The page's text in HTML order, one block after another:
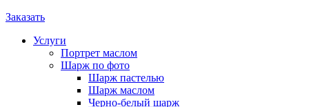
Заказать
Услуги
Портрет маслом
Шарж по фото
Шарж пастелью
Шарж маслом
Черно-белый шарж